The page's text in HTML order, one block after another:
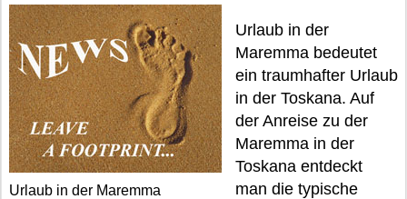
Urlaub in der Maremma
Urlaub in der
Maremma bedeutet
ein traumhafter Urlaub
in der Toskana. Auf
der Anreise zu der
Maremma in der
Toskana entdeckt
man die typische